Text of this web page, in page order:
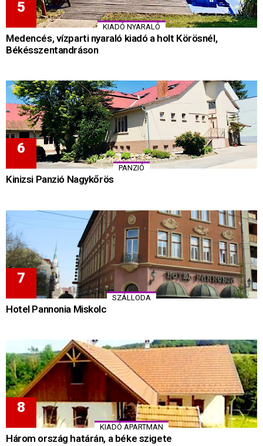
KIADÓ NYARALÓ
Medencés, vízparti nyaraló kiadó a holt Körösnél,
Békésszentandráson
PANZIÓ
Kinizsi Panzió Nagykőrös
SZÁLLODA
Hotel Pannonia Miskolc
KIADÓ APARTMAN
Három ország határán, a béke szigete